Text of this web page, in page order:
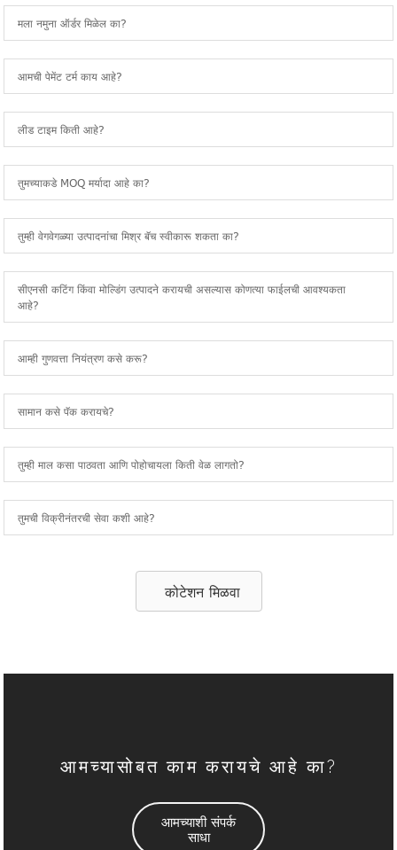
मला नमुना ऑर्डर मिळेल का?
आमची पेमेंट टर्म काय आहे?
लीड टाइम किती आहे?
तुमच्याकडे MOQ मर्यादा आहे का?
तुम्ही वेगवेगळ्या उत्पादनांचा मिश्र बॅच स्वीकारू शकता का?
सीएनसी कटिंग किंवा मोल्डिंग उत्पादने करायची असल्यास कोणत्या फाईलची आवश्यकता
आहे?
आम्ही गुणवत्ता नियंत्रण कसे करू?
सामान कसे पॅक करायचे?
तुम्ही माल कसा पाठवता आणि पोहोचायला किती वेळ लागतो?
तुमची विक्रीनंतरची सेवा कशी आहे?
कोटेशन मिळवा
आमच्यासोबत काम करायचे आहे का?
आमच्याशी संपर्क
साधा